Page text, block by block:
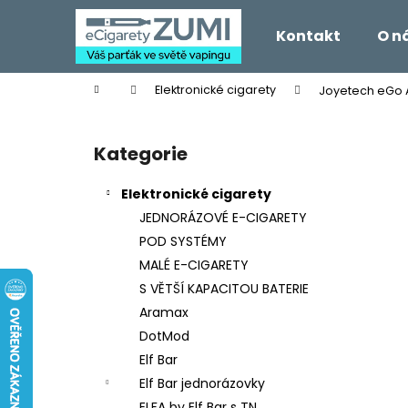
Kontakt O
Domů Elektronické cigarety Joyetech eGo
Přeskočit
kategorie
Kategorie
Elektronické cigarety
JEDNORÁZOVÉ E-CIGARETY
POD SYSTÉMY
MALÉ E-CIGARETY
S VĚTŠÍ KAPACITOU BATERIE
Aramax
DotMod
Elf Bar
Elf Bar jednorázovky
í
Zpět
do
Zpět
do